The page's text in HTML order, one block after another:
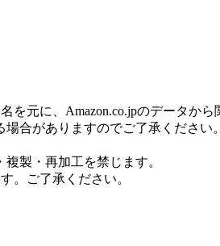
元に、Amazon.co.jpのデータか
合がありますのでご了承ください。
製・再加工を禁じます。
。ご了承ください。